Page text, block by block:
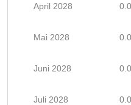
April 2028
Mai 2028
Juni 2028
Juli 2028